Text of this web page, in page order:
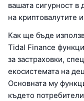
вашата сигурност
на криптовалутите
Как ще бъде
Tidal Finance
за застраховки,
екосистемата на
Основната му
където